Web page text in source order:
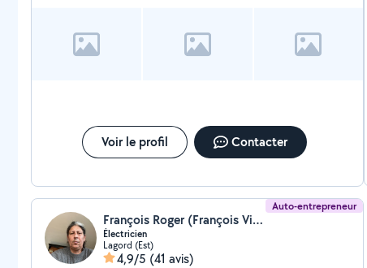
Voir le profil Contacter
Auto-entrepreneur
François Roger (François Vincent Roger)
Électricien
Lagord (Est)
4,9/5 (41 avis)